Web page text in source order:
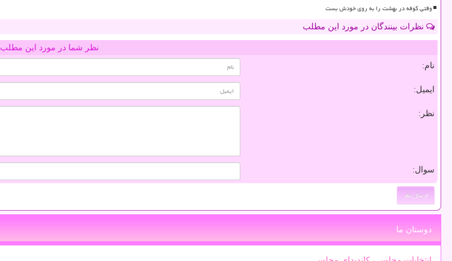
وقتی کوفه در بهشت را به روی خودش بست
نظرات بینندگان در مورد این مطلب
نظر شما در مورد این مطلب
نام:
ایمیل:
نظر:
سوال:
دوستان ما